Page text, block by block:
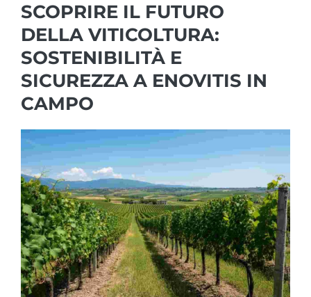
SCOPRIRE IL FUTURO
DELLA VITICOLTURA:
SOSTENIBILITÀ E
SICUREZZA A ENOVITIS IN
CAMPO